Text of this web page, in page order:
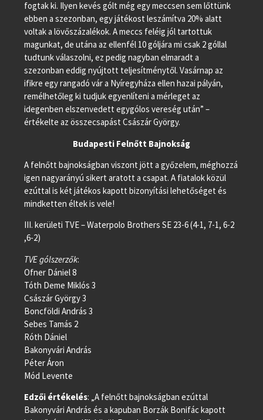
fogtak ki. Ilyen kevés gólt még egy meccsen sem lőttünk
ebben a szezonban, egy játékost leszámítva 20% alatt
voltak a lövőszázalékok. A meccs feléig jól tartottuk
magunkat, de utána az ellenfél 10 góljára mi csak 2 góllal
tudtunk válaszolni, ez pedig nagyban elmaradt a
szezonban eddig nyújtott teljesítménytől. Vasárnap az
ifikre egy rangadó vár a Nyíregyháza ellen hazai pályán,
remélhetőleg ki tudjuk egyenlíteni a mérleget az
idegenben elszenvedett egygólos vereség után” –
értékelte az összecsapást Császár György.
Budapesti Felnőtt Bajnokság
A felnőtt bajnokságban viszont jött a győzelem, méghozzá
igen nagyarányú sikert aratott a csapat. A fiatalok közül
ezúttal is két játékos kapott bizonyítási lehetőséget és
mindketten éltek is vele!
III. kerületi TVE – Waterpolo Brothers SE 23-6 (4-1, 7-1, 6-2
,6-2)
TVE gólszerzők:
Ofner Dániel 8
Tóth Deme Miklós 3
Császár György 3
Boncföldi András 3
Sebes Tamás 2
Róth Dániel
Bakonyvári András
Péter Áron
Mód Levente
Edzői értékelés: „A felnőtt bajnokságban ezúttal
Bakonyvári András és a kapuban Borzák Bonifác kapott